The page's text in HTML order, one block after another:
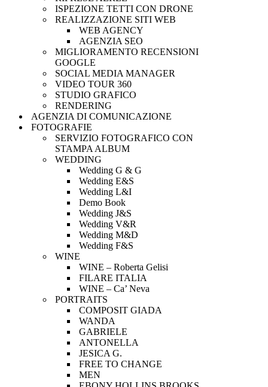
ISPEZIONE TETTI CON DRONE
REALIZZAZIONE SITI WEB
WEB AGENCY
AGENZIA SEO
MIGLIORAMENTO RECENSIONI
GOOGLE
SOCIAL MEDIA MANAGER
VIDEO TOUR 360
STUDIO GRAFICO
RENDERING
AGENZIA DI COMUNICAZIONE
FOTOGRAFIE
SERVIZIO FOTOGRAFICO CON
STAMPA ALBUM
WEDDING
Wedding G & G
Wedding E&S
Wedding L&I
Demo Book
Wedding J&S
Wedding V&R
Wedding M&D
Wedding F&S
WINE
WINE – Roberta Gelisi
FILARE ITALIA
WINE – Ca’ Neva
PORTRAITS
COMPOSIT GIADA
WANDA
GABRIELE
ANTONELLA
JESICA G.
FREE TO CHANGE
MEN